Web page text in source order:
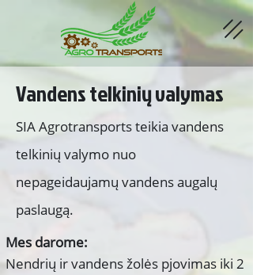
Vandens telkinių valymas
SIA Agrotransports teikia vandens
telkinių valymo nuo
nepageidaujamų vandens augalų
paslaugą.
Mes darome:
Nendrių ir vandens žolės pjovimas iki 2